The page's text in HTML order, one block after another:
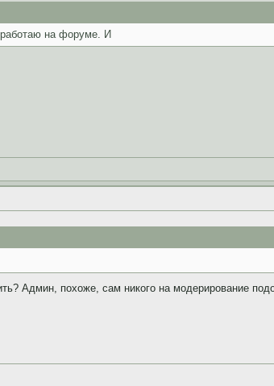
на форуме. И
Админ, похоже, сам никого на модерирование